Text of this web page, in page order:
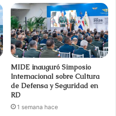
MIDE inauguró Simposio
Internacional sobre Cultura
de Defensa y Seguridad en
RD
1 semana hace